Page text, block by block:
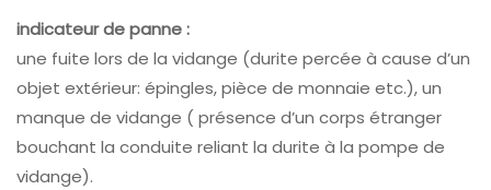
indicateur de panne :
une fuite lors de la vidange (durite percée à cause d’un
objet extérieur: épingles, pièce de monnaie etc.), un
manque de vidange ( présence d’un corps étranger
bouchant la conduite reliant la durite à la pompe de
vidange).